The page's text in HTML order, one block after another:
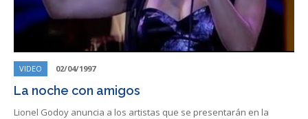
VIDEO 02/04/1997
La noche con amigos
Lionel Godoy anuncia a los artistas que se presentarán en la